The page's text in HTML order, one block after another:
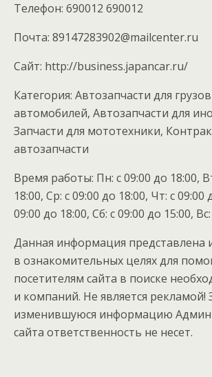
Телефон: 690012 690012
Почта: 89147283902@mailcenter.ru
Cайт: http://business.japancar.ru/
Категория: Автозапчасти для
автомобилей, Автозапчасти для
Запчасти для мототехники,
автозапчасти
Время работы: Пн: с 09:00 до 18:00,
18:00, Ср: с 09:00 до 18:00, Чт: с 09:00
09:00 до 18:00, Сб: с 09:00 до 15:00,
Данная информация представлена
в ознакомительных целях для
посетителям сайта в поиске
и компаний. Не является рекламой!
изменившуюся информацию
сайта ответственность не несет.